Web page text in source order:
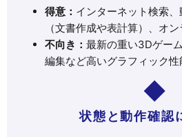
得意： インターネット検索
（文書作成や表計算）、オ
不向き： 最新の重い3Dゲー
編集など高いグラフィック
状態と動作確認